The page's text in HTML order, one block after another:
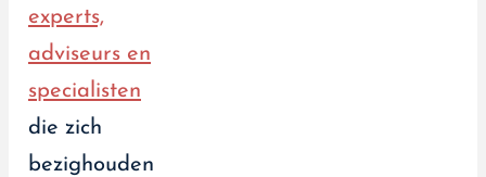
experts,
adviseurs en
specialisten
die zich
bezighouden